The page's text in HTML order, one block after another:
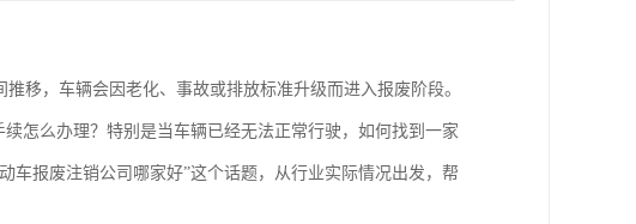
移，车辆会因老化、事故或排放标准升级而进入报废阶段。
怎么办理？特别是当车辆已经无法正常行驶，如何找到一家
车报废注销公司哪家好”这个话题，从行业实际情况出发，帮